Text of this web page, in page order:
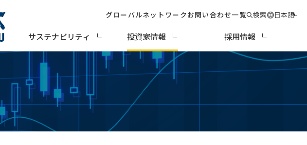
サステナビリティ 投資家情報 採用情報
グローバルネットワークお問い合わせ一覧 検索 日本語